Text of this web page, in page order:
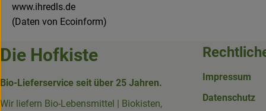
www.ihredls.de
(Daten von Ecoinform)
Die Hofkiste
Bio-Lieferservice seit über 25 Jahren.
Wir liefern Bio-Lebensmittel | Biokisten,
Impressum
Datenschutz